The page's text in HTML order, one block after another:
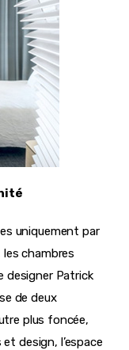
uniquement par
chambres
designer Patrick
de deux
plus foncée,
design, l’espace